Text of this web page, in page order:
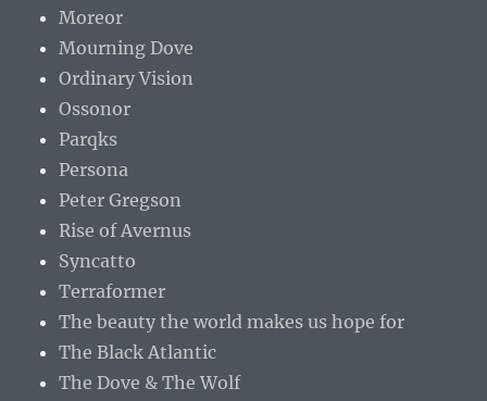
Moreor
Mourning Dove
Ordinary Vision
Ossonor
Parqks
Persona
Peter Gregson
Rise of Avernus
Syncatto
Terraformer
The beauty the world makes us hope for
The Black Atlantic
The Dove & The Wolf